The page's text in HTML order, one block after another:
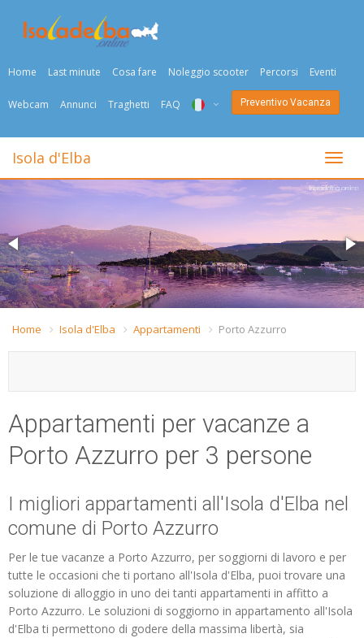
Home Last minute Cosa fare Noleggio scooter Percorsi Eventi
Webcam Annunci Traghetti FAQ
ENG
NED
FRA
DAN
SLO
Preventivo Vacanza
Togli
Isola d'Elba
Home Isola d'Elba Appartamenti Porto Azzurro
Appartamenti per vacanze a
Porto Azzurro per 3 persone
I migliori appartamenti all'Isola d'Elba nel
comune di Porto Azzurro
Per le tue vacanze a Porto Azzurro, per soggiorni di lavoro e per
tutte le occasioni che ti portano all'Isola d'Elba, puoi trovare una
soluzione di alloggio in uno dei tanti appartamenti in affitto a
Porto Azzurro. Le soluzioni di soggiorno in appartamento all'Isola
d'Elba ti permettono di godere della massima libertà, sia